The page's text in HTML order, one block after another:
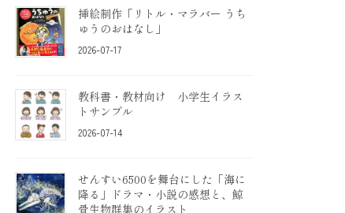
挿絵制作「リトル・マラバー うち
ゅうのおはなし」
2026-07-17
教科書・教材向け 小学生イラス
トサンプル
2026-07-14
せんすい6500を舞台にした「海に
降る」ドラマ・小説の感想と、鯨
骨生物群集のイラスト